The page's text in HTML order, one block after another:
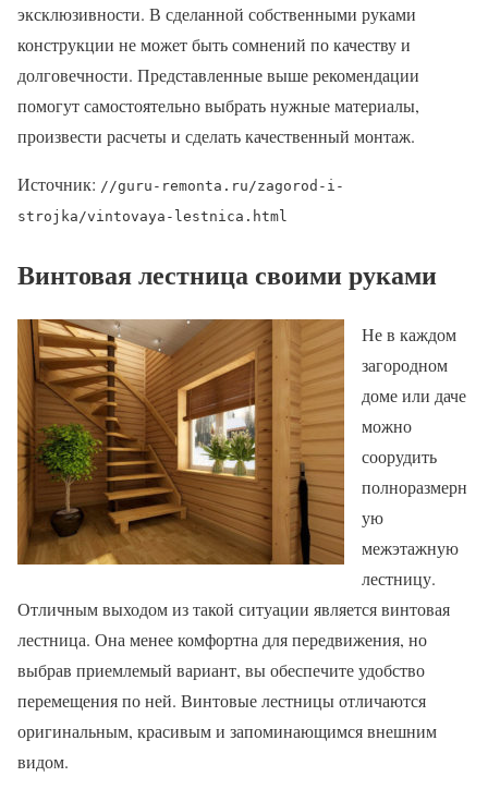
эксклюзивности. В сделанной собственными руками
конструкции не может быть сомнений по качеству и
долговечности. Представленные выше рекомендации
помогут самостоятельно выбрать нужные материалы,
произвести расчеты и сделать качественный монтаж.
Источник: //guru-remonta.ru/zagorod-i-
strojka/vintovaya-lestnica.html
Винтовая лестница своими руками
Не в каждом
загородном
доме или даче
можно
соорудить
полноразмерн
ую
межэтажную
лестницу.
Отличным выходом из такой ситуации является винтовая
лестница. Она менее комфортна для передвижения, но
выбрав приемлемый вариант, вы обеспечите удобство
перемещения по ней. Винтовые лестницы отличаются
оригинальным, красивым и запоминающимся внешним
видом.